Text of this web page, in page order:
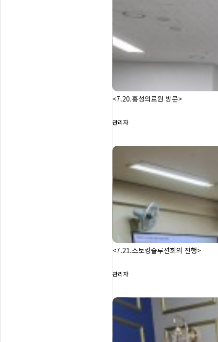
<7.20.홍성의료원 방문>
관리자
<7.21.스토킹솔루션회의 진행>
관리자